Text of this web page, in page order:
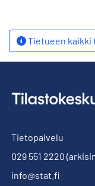
Tietueen kaikki
Tietopalvelu
029 551 2220
info@stat.fi